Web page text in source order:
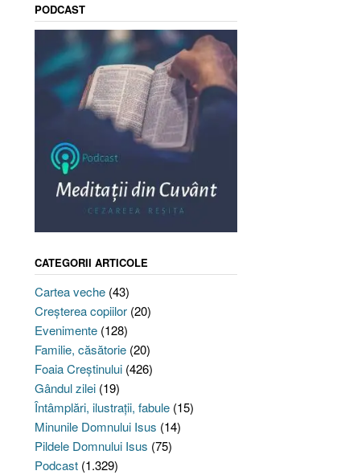
PODCAST
CATEGORII ARTICOLE
Cartea veche(43)
Creşterea copiilor(20)
Evenimente(128)
Familie, căsătorie(20)
Foaia Creştinului(426)
Gândul zilei(19)
Întâmplări, ilustraţii, fabule(15)
Minunile Domnului Isus (14)
Pildele Domnului Isus (75)
Podcast(1.329)